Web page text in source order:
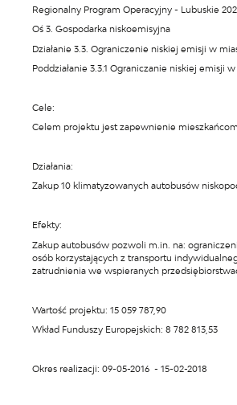
Regionalny Program Operacyjny - Lubuskie
Oś 3. Gospodarka niskoemisyjna
Działanie 3.3. Ograniczenie niskiej emisji w
Poddziałanie 3.3.1 Ograniczanie niskiej emisji
Cele:
Celem projektu jest zapewnienie
Działania:
Zakup 10 klimatyzowanych autobusów
Efekty:
Zakup autobusów pozwoli m.in. na:
osób korzystających z transportu
zatrudnienia we wspieranych
Wartość projektu: 15 059 787,90
Wkład Funduszy Europejskich: 8 782 813,53
Okres realizacji: 09-05-2016 - 15-02-2018